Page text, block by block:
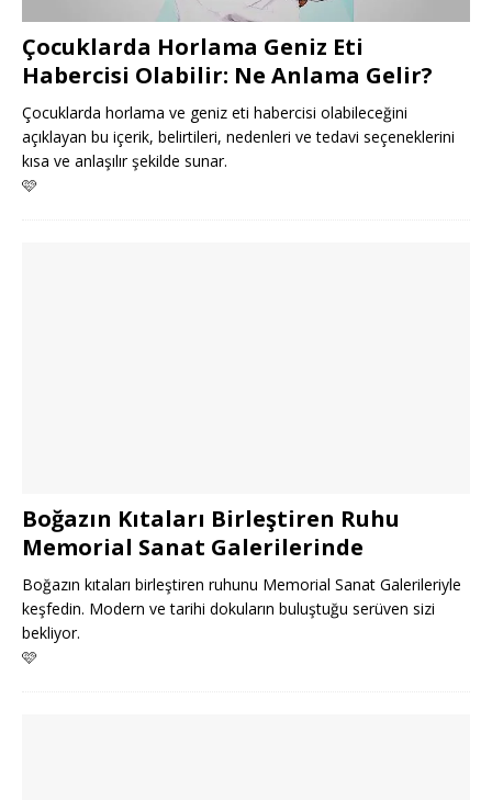
Çocuklarda Horlama Geniz Eti
Habercisi Olabilir: Ne Anlama Gelir?
Çocuklarda horlama ve geniz eti habercisi olabileceğini
açıklayan bu içerik, belirtileri, nedenleri ve tedavi seçeneklerini
kısa ve anlaşılır şekilde sunar.
🩷
Boğazın Kıtaları Birleştiren Ruhu
Memorial Sanat Galerilerinde
Boğazın kıtaları birleştiren ruhunu Memorial Sanat Galerileriyle
keşfedin. Modern ve tarihi dokuların buluştuğu serüven sizi
bekliyor.
🩷